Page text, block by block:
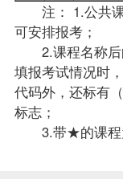
注： 1.公共课
可安排报考；
2.课程名称后
填报考试情况时
代码外，还标有
标志；
3.带★的课程为